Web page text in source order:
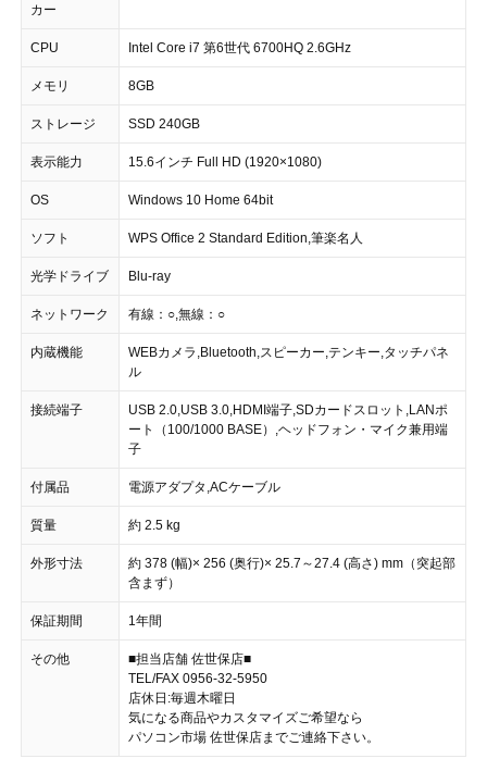
カー
CPU Intel Core i7 第6世代 6700HQ 2.6GHz
メモリ 8GB
ストレージ SSD 240GB
表示能力 15.6インチ Full HD (1920×1080)
OS Windows 10 Home 64bit
ソフト WPS Office 2 Standard Edition,筆楽名人
光学ドライブ Blu-ray
ネットワーク 有線：○,無線：○
内蔵機能
WEBカメラ,Bluetooth,スピーカー,テンキー,タッチパネ
ル
接続端子
USB 2.0,USB 3.0,HDMI端子,SDカードスロット,LANポ
ート（100/1000 BASE）,ヘッドフォン・マイク兼用端
子
付属品 電源アダプタ,ACケーブル
質量 約 2.5 kg
外形寸法
約 378 (幅)× 256 (奥行)× 25.7～27.4 (高さ) mm（突起部
含まず）
保証期間 1年間
その他
■担当店舗 佐世保店■
TEL/FAX 0956-32-5950
店休日:毎週木曜日
気になる商品やカスタマイズご希望なら
パソコン市場 佐世保店までご連絡下さい。